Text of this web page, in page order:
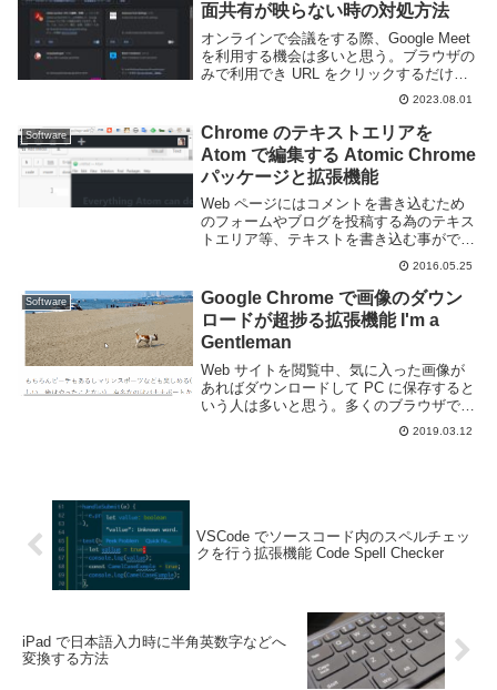
面共有が映らない時の対処方法
オンラインで会議をする際、Google Meet
を利用する機会は多いと思う。ブラウザの
みで利用でき URL をクリックするだけで
会議に参加できる手軽さが魅力のビデオ通
話アプリだ。音声・ビデオだけでなく画面
共有もできる優れものだ。しかし、状...
2023.08.01
Software
Chrome のテキストエリアを
Atom で編集する Atomic Chrome
パッケージと拡張機能
Web ページにはコメントを書き込むため
のフォームやブログを投稿する為のテキス
トエリア等、テキストを書き込む事ができ
る場所は多いです。しかし、ブラウザ標準
のテキストエリア等は機能が貧弱で長文を
書くのには向いていません。自分もこのブ
ログの記事...
2016.05.25
Software
Google Chrome で画像のダウン
ロードが超捗る拡張機能 I'm a
Gentleman
Web サイトを閲覧中、気に入った画像が
あればダウンロードして PC に保存すると
いう人は多いと思う。多くのブラウザでは
画像を右クリックすると画像を保存するメ
ニューが現れるため、手軽にダウンロード
2019.03.12
VSCode でソースコード内のスペルチェッ
クを行う拡張機能 Code Spell Checker
iPad で日本語入力時に半角英数字などへ
変換する方法